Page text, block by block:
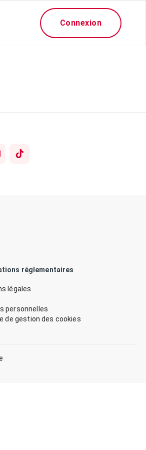
Connexion
réglementaires
légales
personnelles
de gestion des cookies